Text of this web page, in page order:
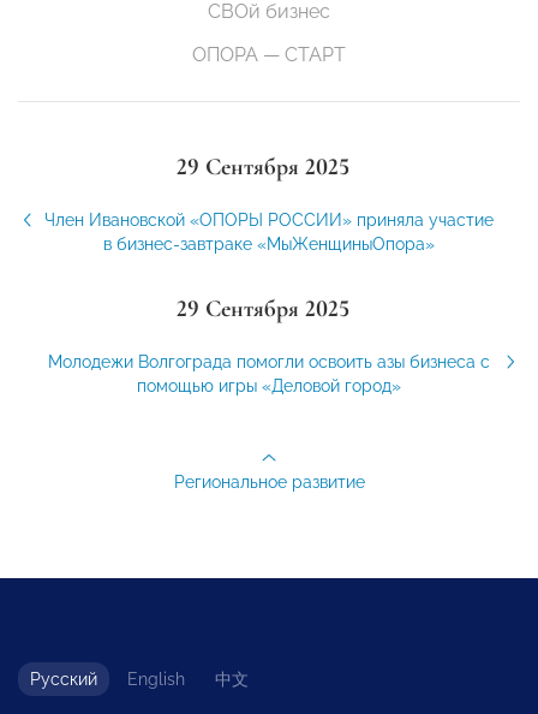
СВОй бизнес
ОПОРА — СТАРТ
29 Сентября 2025
Член Ивановской «ОПОРЫ РОССИИ» приняла участие
в бизнес-завтраке «МыЖенщиныОпора»
29 Сентября 2025
Молодежи Волгограда помогли освоить азы бизнеса с
помощью игры «Деловой город»
Региональное развитие
Русский English 中文